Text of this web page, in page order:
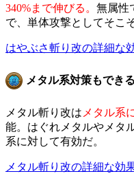
340%まで伸びる。 無属性
で、単体攻撃としてそこ
はやぶさ斬り改の詳細な
メタル系対策もできる
メタル斬り改は メタル系
能。はぐれメタルやメタ
系に対して有効だ。
メタル斬り改の詳細な効